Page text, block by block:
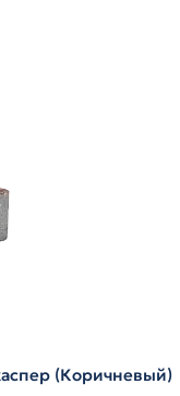
(Коричневый)